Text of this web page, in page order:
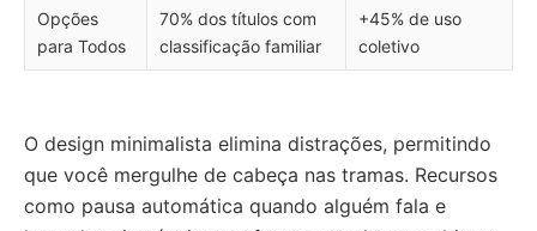
Opções
para Todos
70% dos títulos com
classificação familiar
+45% de uso
coletivo
O design minimalista elimina distrações, permitindo
que você mergulhe de cabeça nas tramas. Recursos
como pausa automática quando alguém fala e